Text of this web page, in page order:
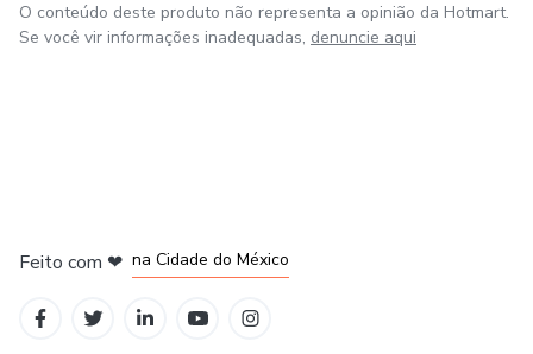
O conteúdo deste produto não representa a opinião da Hotmart.
Se você vir informações inadequadas, denuncie aqui
Feito com ❤ na Cidade do México